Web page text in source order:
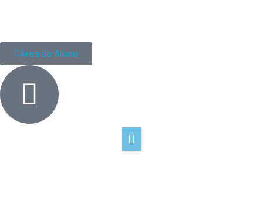
Área do Aluno